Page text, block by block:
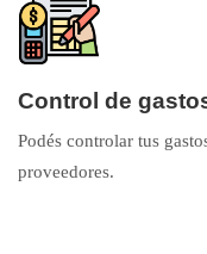
Control de
Podés controlar tus
proveedores.